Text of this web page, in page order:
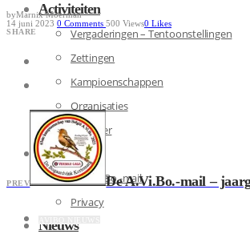
Activiteiten
Vergaderingen – Tentoonstellingen
Zettingen
Kampioenschappen
Organisaties
Kalender
Contact
De A.Vi.Bo.-mail
Privacy
Nieuws
byMarnix Moerman
14 juni 2023 0 Comments 500 Views0 Likes
SHARE
PREV De A.Vi.Bo.-mail –